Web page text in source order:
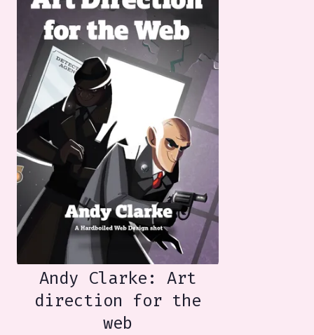
Andy Clarke: Art
direction for the
web